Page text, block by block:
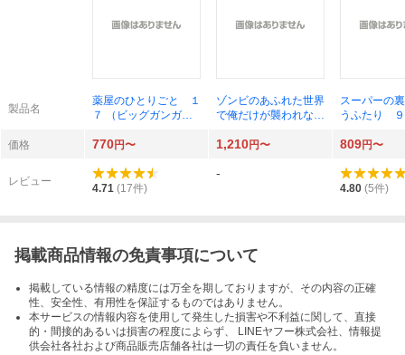
製品名
薬屋のひとりごと １
７ （ビッグガンガン
／原作 ねこクラゲ／
成 しのとうこ／キャ
ラクター原案
ゾンビのあふれた世界
で俺だけが襲われな
ク ５ （ＣＯＭＩＣ
ひろ／著 裏地ろくろ
スーパーの
うふたり
ス） 地主／
価格 770円〜 1,210円〜 809円〜
レビュー
4.71 (17件)
-
4.80 (5件)
掲載商品情報の免責事項について
掲載している情報の精度には万全を期しておりますが、その内容の正確
性、安全性、有用性を保証するものではありません。
本サービスの情報内容を使用して発生した損害や不利益に関して、直接
的・間接的あるいは損害の程度によらず、 LINEヤフー株式会社、情報提
供会社各社および商品販売店舗各社は一切の責任を負いません。